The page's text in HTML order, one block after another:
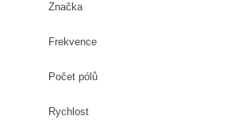
Značka
Frekvence
Počet pólů
Rychlost